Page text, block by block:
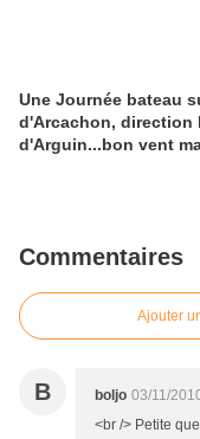
Une Journée bateau
d'Arcachon, direction
d'Arguin...bon vent
Commentaires
Ajouter
B boljo 03/11/
<br /> Petite